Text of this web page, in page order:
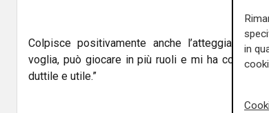
Colpisce positivamente anche l’atteggiamento
voglia, può giocare in più ruoli e mi ha colpito
duttile e utile.”
in